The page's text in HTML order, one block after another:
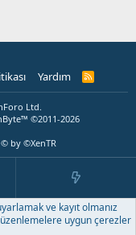
Yardım
R
Ltd.
©2011-2026
© by ©XenTR
ve kayıt olmanız
uygun çerezler